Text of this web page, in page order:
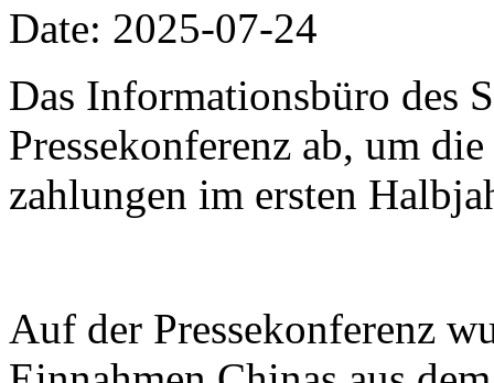
Date: 2025-07-24
Das Informationsbüro des
Pressekonferenz ab, um
zahlungen im ersten
Auf der Pressekonferenz